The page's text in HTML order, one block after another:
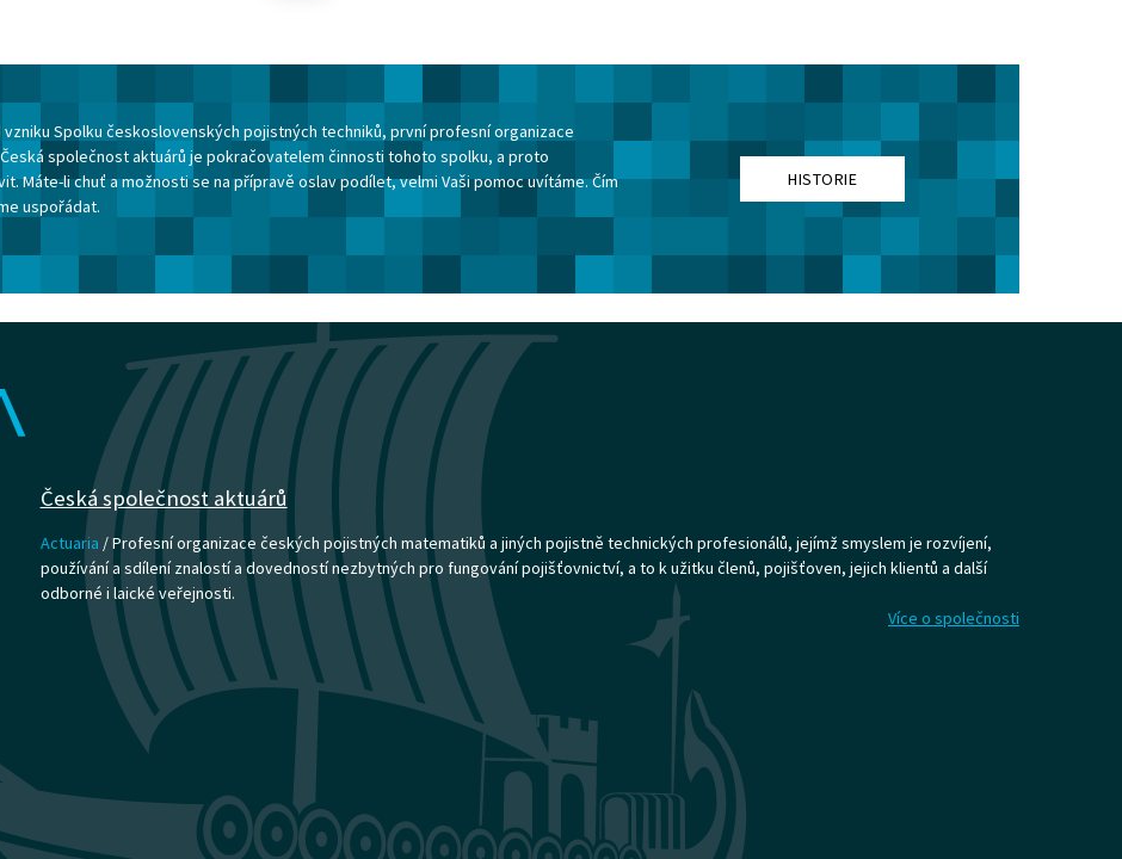
vzniku Spolku československých pojistných techniků, první profesní organizace
společnost aktuárů je pokračovatelem činnosti tohoto spolku, a proto
Máte-li chuť a možnosti se na přípravě oslav podílet, velmi Vaši pomoc uvítáme. Čím
uspořádat.
HISTORIE
Česká společnost aktuárů
Actuaria / Profesní organizace českých pojistných matematiků a jiných pojistně technických profesionálů, jejímž smyslem je rozvíjení,
používání a sdílení znalostí a dovedností nezbytných pro fungování pojišťovnictví, a to k užitku členů, pojišťoven, jejich klientů a další
odborné i laické veřejnosti.
Více o společnosti